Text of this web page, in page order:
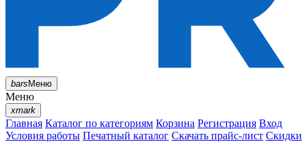
barsМеню
Меню
xmark
Главная Каталог по категориям Корзина Регистрация Вход
Условия работы Печатный каталог Скачать прайс-лист Скидки